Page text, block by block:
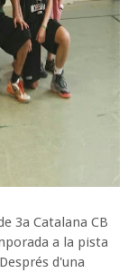
3a Catalana CB
a la pista
d'una